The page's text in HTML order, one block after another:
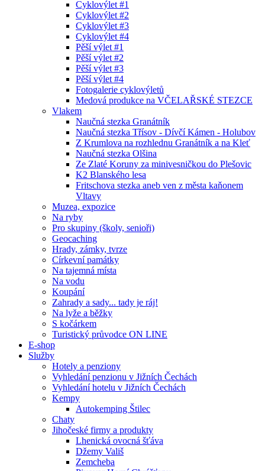
Cyklovýlet #1
Cyklovýlet #2
Cyklovýlet #3
Cyklovýlet #4
Pěší výlet #1
Pěší výlet #2
Pěší výlet #3
Pěší výlet #4
Fotogalerie cyklovýletů
Medová produkce na VČELAŘSKÉ STEZCE
Vlakem
Naučná stezka Granátník
Naučná stezka Třísov - Dívčí Kámen - Holubov
Z Krumlova na rozhlednu Granátník a na Kleť
Naučná stezka Olšina
Ze Zlaté Koruny za minivesničkou do Plešovic
K2 Blanského lesa
Fritschova stezka aneb ven z města kaňonem
Vltavy
Muzea, expozice
Na ryby
Pro skupiny (školy, senioři)
Geocaching
Hrady, zámky, tvrze
Církevní památky
Na tajemná místa
Na vodu
Koupání
Zahrady a sady... tady je ráj!
Na lyže a běžky
S kočárkem
Turistický průvodce ON LINE
E-shop
Služby
Hotely a penziony
Vyhledání penzionu v Jižních Čechách
Vyhledání hotelu v Jižních Čechách
Kempy
Autokemping Štilec
Chaty
Jihočeské firmy a produkty
Lhenická ovocná šťáva
Džemy Vališ
Zemcheba